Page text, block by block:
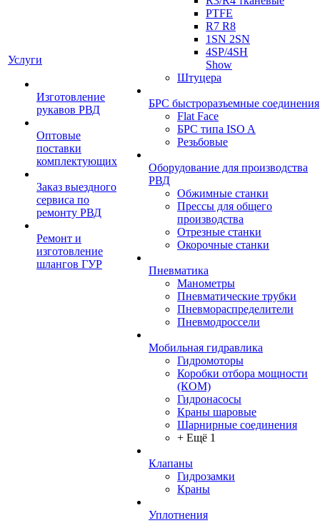
Услуги
Изготовление
рукавов РВД
Оптовые
поставки
комплектующих
Заказ выездного
сервиса по
ремонту РВД
Ремонт и
изготовление
шлангов ГУР
PTFE
R7 R8
1SN 2SN
4SP/4SH
Show
Штуцера
БРС быстроразъемные соединения
Flat Face
БРС типа ISO A
Резьбовые
Оборудование для производства
РВД
Обжимные станки
Прессы для общего
производства
Отрезные станки
Окорочные станки
Пневматика
Манометры
Пневматические трубки
Пневмораспределители
Пневмодроссели
Мобильная гидравлика
Гидромоторы
Коробки отбора мощности
(КОМ)
Гидронасосы
Краны шаровые
Шарнирные соединения
+ Ещё 1
Клапаны
Гидрозамки
Краны
Уплотнения